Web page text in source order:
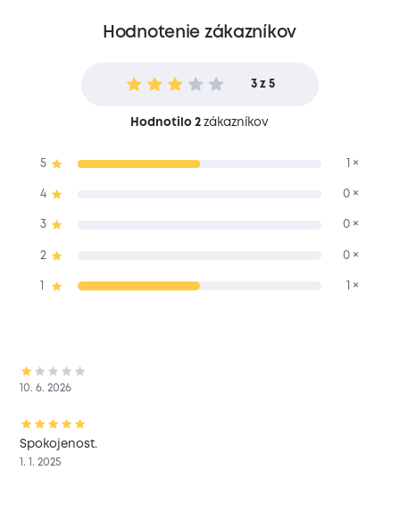
Hodnotenie zákazníkov
3 z 5
Hodnotilo 2 zákazníkov
5 1 ×
4 0 ×
3 0 ×
2 0 ×
1 ×
10. 6. 2026
Spokojenost.
1. 1. 2025